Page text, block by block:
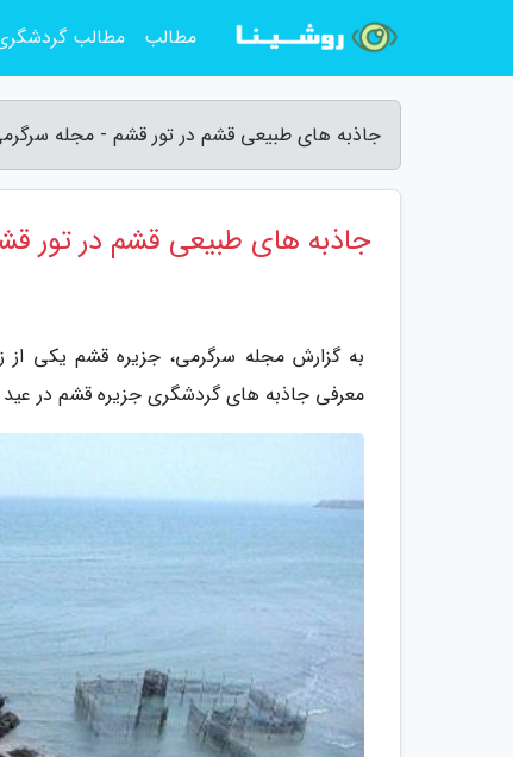
جاذبه های طبیعی قشم در تور قشم - مجله
جاذبه های طبیعی قشم در تور
به گزارش مجله سرگرمی، جزیره قشم یکی
معرفی جاذبه های گردشگری جزیره قشم در عید 96 سایت تالاب را دنبال کنید.
مطالب مطالب